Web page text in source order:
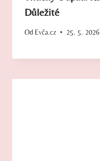
Důležité
Od Evča.cz 25. 5. 2026